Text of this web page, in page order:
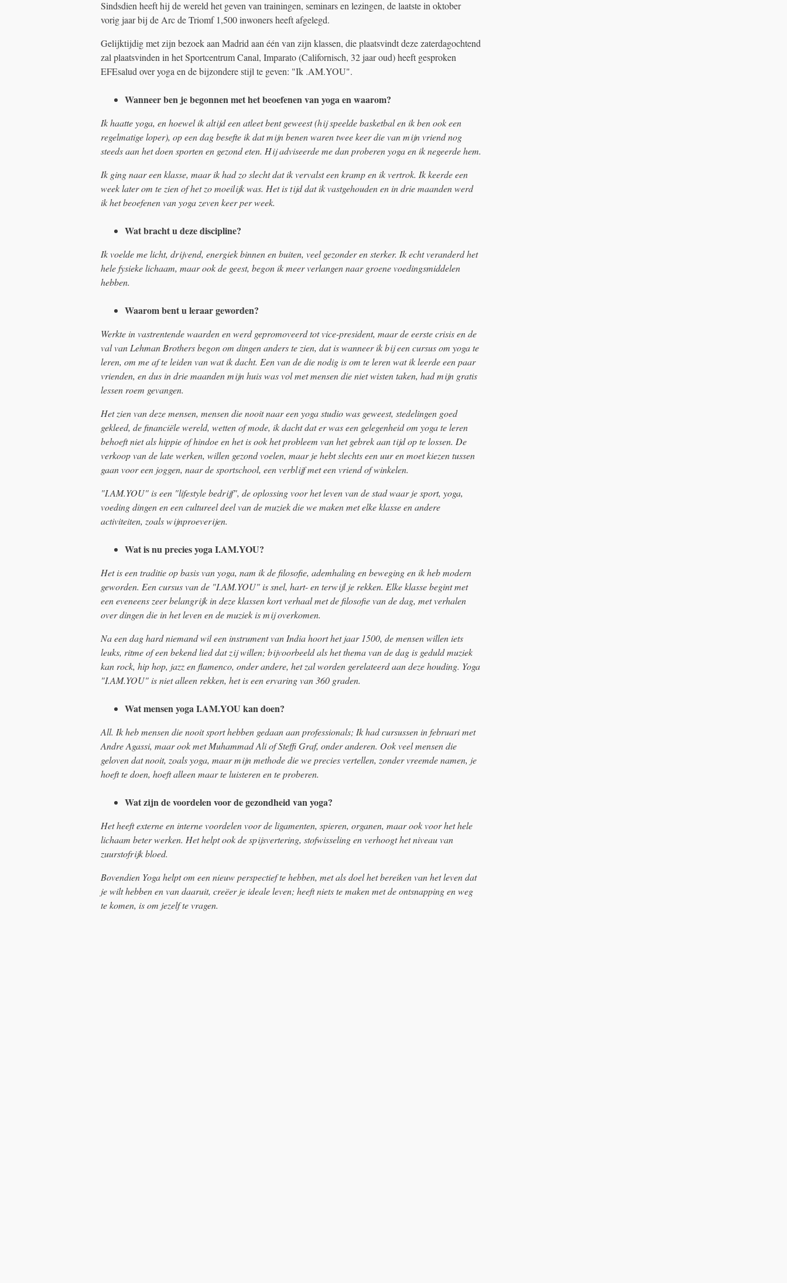
Sindsdien heeft hij de wereld het geven van trainingen, seminars en lezingen, de laatste in oktober
vorig jaar bij de Arc de Triomf 1,500 inwoners heeft afgelegd.
Gelijktijdig met zijn bezoek aan Madrid aan één van zijn klassen, die plaatsvindt deze zaterdagochtend
zal plaatsvinden in het Sportcentrum Canal, Imparato (Californisch, 32 jaar oud) heeft gesproken
EFEsalud over yoga en de bijzondere stijl te geven: "Ik .AM.YOU".
Wanneer ben je begonnen met het beoefenen van yoga en waarom?
Ik haatte yoga, en hoewel ik altijd een atleet bent geweest (hij speelde basketbal en ik ben ook een
regelmatige loper), op een dag besefte ik dat mijn benen waren twee keer die van mijn vriend nog
steeds aan het doen sporten en gezond eten. Hij adviseerde me dan proberen yoga en ik negeerde hem.
Ik ging naar een klasse, maar ik had zo slecht dat ik vervalst een kramp en ik vertrok. Ik keerde een
week later om te zien of het zo moeilijk was. Het is tijd dat ik vastgehouden en in drie maanden werd
ik het beoefenen van yoga zeven keer per week.
Wat bracht u deze discipline?
Ik voelde me licht, drijvend, energiek binnen en buiten, veel gezonder en sterker. Ik echt veranderd het
hele fysieke lichaam, maar ook de geest, begon ik meer verlangen naar groene voedingsmiddelen
hebben.
Waarom bent u leraar geworden?
Werkte in vastrentende waarden en werd gepromoveerd tot vice-president, maar de eerste crisis en de
val van Lehman Brothers begon om dingen anders te zien, dat is wanneer ik bij een cursus om yoga te
leren, om me af te leiden van wat ik dacht. Een van de die nodig is om te leren wat ik leerde een paar
vrienden, en dus in drie maanden mijn huis was vol met mensen die niet wisten taken, had mijn gratis
lessen roem gevangen.
Het zien van deze mensen, mensen die nooit naar een yoga studio was geweest, stedelingen goed
gekleed, de financiële wereld, wetten of mode, ik dacht dat er was een gelegenheid om yoga te leren
behoeft niet als hippie of hindoe en het is ook het probleem van het gebrek aan tijd op te lossen. De
verkoop van de late werken, willen gezond voelen, maar je hebt slechts een uur en moet kiezen tussen
gaan voor een joggen, naar de sportschool, een verblijf met een vriend of winkelen.
"I.AM.YOU" is een "lifestyle bedrijf", de oplossing voor het leven van de stad waar je sport, yoga,
voeding dingen en een cultureel deel van de muziek die we maken met elke klasse en andere
activiteiten, zoals wijnproeverijen.
Wat is nu precies yoga I.AM.YOU?
Het is een traditie op basis van yoga, nam ik de filosofie, ademhaling en beweging en ik heb modern
geworden. Een cursus van de "I.AM.YOU" is snel, hart- en terwijl je rekken. Elke klasse begint met
een eveneens zeer belangrijk in deze klassen kort verhaal met de filosofie van de dag, met verhalen
over dingen die in het leven en de muziek is mij overkomen.
Na een dag hard niemand wil een instrument van India hoort het jaar 1500, de mensen willen iets
leuks, ritme of een bekend lied dat zij willen; bijvoorbeeld als het thema van de dag is geduld muziek
kan rock, hip hop, jazz en flamenco, onder andere, het zal worden gerelateerd aan deze houding. Yoga
"I.AM.YOU" is niet alleen rekken, het is een ervaring van 360 graden.
Wat mensen yoga I.AM.YOU kan doen?
All. Ik heb mensen die nooit sport hebben gedaan aan professionals; Ik had cursussen in februari met
Andre Agassi, maar ook met Muhammad Ali of Steffi Graf, onder anderen. Ook veel mensen die
geloven dat nooit, zoals yoga, maar mijn methode die we precies vertellen, zonder vreemde namen, je
hoeft te doen, hoeft alleen maar te luisteren en te proberen.
Wat zijn de voordelen voor de gezondheid van yoga?
Het heeft externe en interne voordelen voor de ligamenten, spieren, organen, maar ook voor het hele
lichaam beter werken. Het helpt ook de spijsvertering, stofwisseling en verhoogt het niveau van
zuurstofrijk bloed.
Bovendien Yoga helpt om een ​​nieuw perspectief te hebben, met als doel het bereiken van het leven dat
je wilt hebben en van daaruit, creëer je ideale leven; heeft niets te maken met de ontsnapping en weg
te komen, is om jezelf te vragen.